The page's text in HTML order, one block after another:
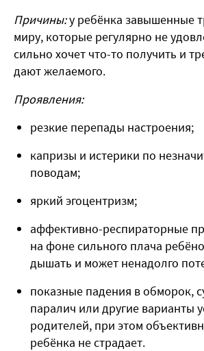
Причины:у ребёнка завышенные
миру, которые регулярно не
сильно хочет что-то получить и
дают желаемого.
Проявления:
резкие перепады настроения;
капризы и истерики по
поводам;
яркий эгоцентризм;
аффективно-респираторные
на фоне сильного плача
дышать и может ненадолго
показные падения в обморок,
паралич или другие варианты
родителей, при этом
ребёнка не страдает.